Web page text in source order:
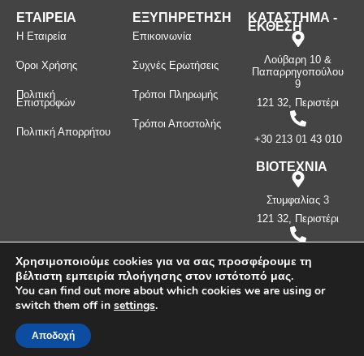
ΕΤΑΙΡΕΙΑ
Η Εταιρεία
Όροι Χρήσης
Πολιτική
Επιστροφών
Πολιτική Απορρήτου
ΕΞΥΠΗΡΕΤΗΣΗ
Επικοινωνία
Συχνές Ερωτήσεις
Τρόποι Πληρωμής
Τρόποι Αποστολής
ΚΑΤΑΣΤΗΜΑ -
ΕΚΘΕΣΗ
Λούβαρη 10 &
Παπαρρηγοπούλου
9
121 32, Περιστέρι
+30 213 01 43 010
ΒΙΟΤΕΧΝΙΑ
Στυμφαλίας 3
121 32, Περιστέρι
397
Πνευματικά δικαιώματα ©2026
Λευκοσιδηρουργία. Με την επιφύλαξη παντός δικαιώματος.
Δημιουργήθηκε από την
Χρησιμοποιούμε cookies για να σας προσφέρουμε τη
βέλτιστη εμπειρία πλοήγησης στον ιστότοπό μας.
You can find out more about which cookies we are using or
switch them off in settings.
Αποδοχή